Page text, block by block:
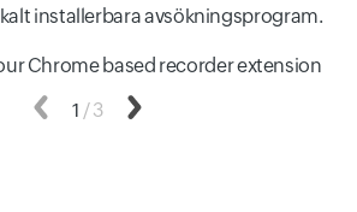
installerbara avsökningsprogram.
Föregående
1 /3